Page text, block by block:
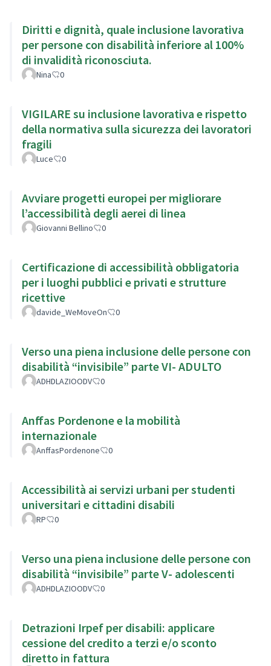
Diritti e dignità, quale inclusione lavorativa
per persone con disabilità inferiore al 100%
di invalidità riconosciuta.
Nina 0
VIGILARE su inclusione lavorativa e rispetto
della normativa sulla sicurezza dei lavoratori
fragili
Luce 0
Avviare progetti europei per migliorare
l’accessibilità degli aerei di linea
Giovanni Bellino 0
Certificazione di accessibilità obbligatoria
per i luoghi pubblici e privati e strutture
ricettive
davide_WeMoveOn 0
Verso una piena inclusione delle persone con
disabilità “invisibile” parte VI- ADULTO
ADHDLAZIOODV 0
Anffas Pordenone e la mobilità
internazionale
AnffasPordenone 0
Accessibilità ai servizi urbani per studenti
universitari e cittadini disabili
RP 0
Verso una piena inclusione delle persone con
disabilità “invisibile” parte V- adolescenti
ADHDLAZIOODV 0
Detrazioni Irpef per disabili: applicare
cessione del credito a terzi e/o sconto
diretto in fattura